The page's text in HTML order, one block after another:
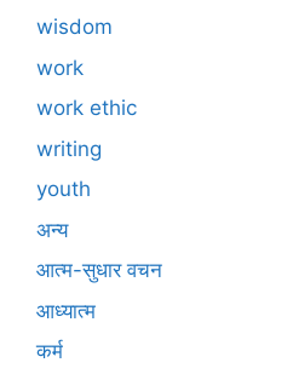
wisdom
work
work ethic
writing
youth
अन्य
आत्म-सुधार वचन
आध्यात्म
कर्म